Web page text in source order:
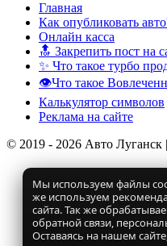
Главная
Как опубликовать
Онлайн касса
🔝 Закрепить пост на
✨ Что такое турбо
👁️Что такое
Калькулятор символов
Реклама на сайте
© 2019 - 2026 Авто Луганск |
Мы используем файлы
же используем
сайта. Так же
обратной связи,
Оставаясь на нашем